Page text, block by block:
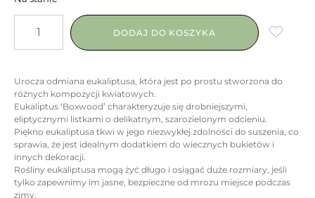
DODAJ DO KOSZYKA
Urocza odmiana eukaliptusa, która jest po prostu stworzona do
różnych kompozycji kwiatowych.
Eukaliptus ‘Boxwood’ charakteryzuje się drobniejszymi,
eliptycznymi listkami o delikatnym, szarozielonym odcieniu.
Piękno eukaliptusa tkwi w jego niezwykłej zdolności do suszenia, co
sprawia, że jest idealnym dodatkiem do wiecznych bukietów i
innych dekoracji.
Rośliny eukaliptusa mogą żyć długo i osiągać duże rozmiary, jeśli
tylko zapewnimy im jasne, bezpieczne od mrozu miejsce podczas
zimy.